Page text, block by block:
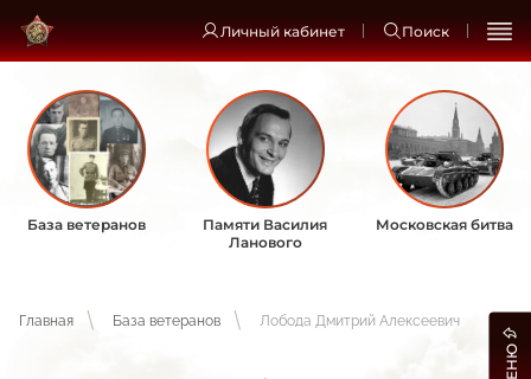
Личный кабинет Поиск
База ветеранов
Памяти Василия
Ланового
Московская битва
Главная База ветеранов Лобода Дмитрий Алексеевич
МЕНЮ